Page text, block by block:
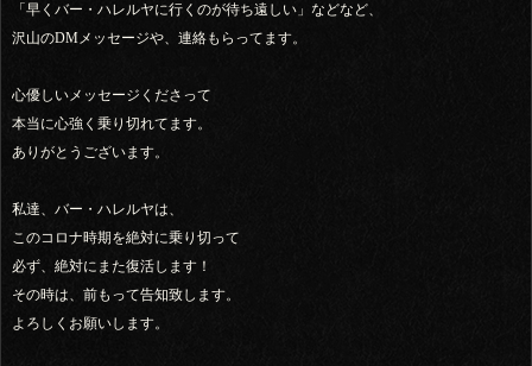
「早くバー・ハレルヤに行くのが待ち遠しい」などなど、
沢山のDMメッセージや、連絡もらってます。
心優しいメッセージくださって
本当に心強く乗り切れてます。
ありがとうございます。
私達、バー・ハレルヤは、
このコロナ時期を絶対に乗り切って
必ず、絶対にまた復活します！
その時は、前もって告知致します。
よろしくお願いします。